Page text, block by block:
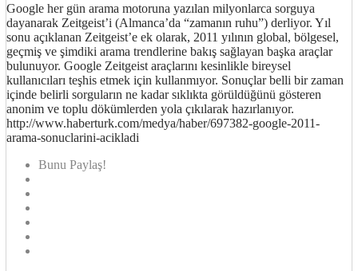
Google her gün arama motoruna yazılan milyonlarca sorguya
dayanarak Zeitgeist’i (Almanca’da “zamanın ruhu”) derliyor. Yıl
sonu açıklanan Zeitgeist’e ek olarak, 2011 yılının global, bölgesel,
geçmiş ve şimdiki arama trendlerine bakış sağlayan başka araçlar
bulunuyor. Google Zeitgeist araçlarını kesinlikle bireysel
kullanıcıları teşhis etmek için kullanmıyor. Sonuçlar belli bir zaman
içinde belirli sorguların ne kadar sıklıkta görüldüğünü gösteren
anonim ve toplu dökümlerden yola çıkılarak hazırlanıyor.
http://www.haberturk.com/medya/haber/697382-google-2011-
arama-sonuclarini-acikladi
Bunu Paylaş!